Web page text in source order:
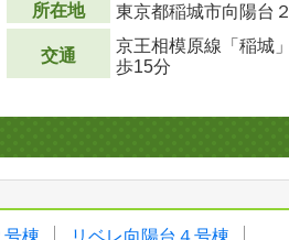
所在地
東京都稲城市向陽台２
交通
京王相模原線「稲城」
歩15分
号棟
リベレ向陽台４号棟